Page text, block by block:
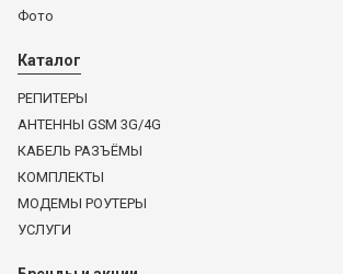
Фото
Каталог
РЕПИТЕРЫ
АНТЕННЫ GSM 3G/4G
КАБЕЛЬ РАЗЪЁМЫ
КОМПЛЕКТЫ
МОДЕМЫ РОУТЕРЫ
УСЛУГИ